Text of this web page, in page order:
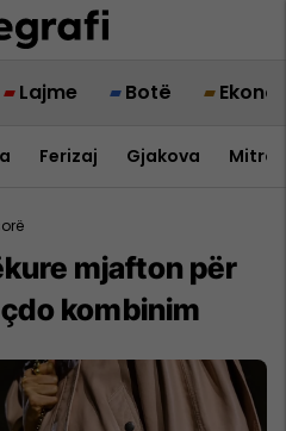
Lajme Botë
Ferizaj Gjakova
mjafton për
kombinim